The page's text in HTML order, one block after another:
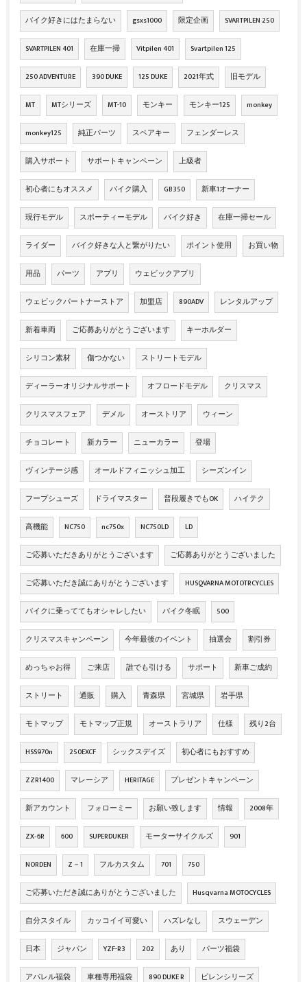
バイク好きにはたまらない gsxs1000 限定企画 SVARTPILEN 250
SVARTPILEN 401 在庫一掃 Vitpilen 401 Svartpilen 125
250 ADVENTURE 390 DUKE 125 DUKE 2021年式 旧モデル
MT MTシリーズ MT-10 モンキー モンキー125 monkey
monkey125 純正パーツ スペアキー フェンダーレス
購入サポート サポートキャンペーン 上級者
初心者にもオススメ バイク購入 GB350 新車1オーナー
現行モデル スポーティーモデル バイク好き 在庫一掃セール
ライダー バイク好きな人と繋がりたい ポイント使用 お買い物
用品 パーツ アプリ ウェビックアプリ
ウェビックパートナーストア 加盟店 890ADV レンタルアップ
新着車両 ご応募ありがとうございます キーホルダー
シリコン素材 傷つかない ストリートモデル
ディーラーオリジナルサポート オフロードモデル クリスマス
クリスマスフェア デメル オーストリア ウィーン
チョコレート 新カラー ニューカラー 登場
ヴィンテージ感 オールドフィニッシュ加工 シーズンイン
フープシューズ ドライマスター 普段履きでもOK ハイテク
高機能 NC750 nc750x NC750LD LD
ご応募いただきありがとうございます ご応募ありがとうございました
ご応募いただき誠にありがとうございます HUSQVARNA MOTOTRCYCLES
バイクに乗っててもオシャレしたい バイク冬眠 500
クリスマスキャンペーン 今年最後のイベント 抽選会 割引券
めっちゃお得 ご来店 誰でも引ける サポート 新車ご成約
ストリート 通販 購入 青森県 宮城県 岩手県
モトマップ モトマップ正規 オーストラリア 仕様 残り2台
HSS970n 250EXCF シックスデイズ 初心者にもおすすめ
ZZR1400 マレーシア HERITAGE プレゼントキャンペーン
新アカウント フォローミー お願い致します 情報 2008年
ZX‐6R 600 SUPERDUKER モーターサイクルズ 901
NORDEN Z－1 フルカスタム 701 750
ご応募いただき誠にありがとうございました Husqvarna MOTOCYCLES
自分スタイル カッコイイ可愛い ハズレなし スウェーデン
日本 ジャパン YZF-R3 202 あり パーツ福袋
アパレル福袋 車種専用福袋 890 DUKE R ピレンシリーズ